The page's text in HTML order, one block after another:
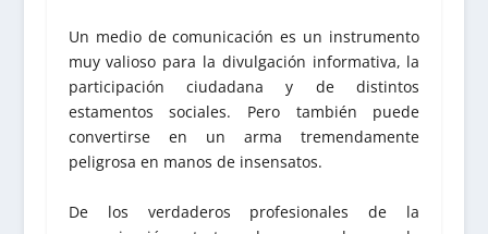
Un medio de comunicación es un instrumento
muy valioso para la divulgación informativa, la
participación ciudadana y de distintos
estamentos sociales. Pero también puede
convertirse en un arma tremendamente
peligrosa en manos de insensatos.
De los verdaderos profesionales de la